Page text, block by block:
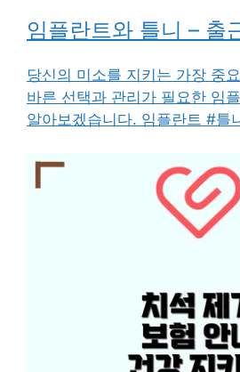
임플란트와 틀니 – 출
당신의 미소를 지키는 가장 중
바른 선택과 관리가 필요한 임
알아보겠습니다. 임플란트 #틀